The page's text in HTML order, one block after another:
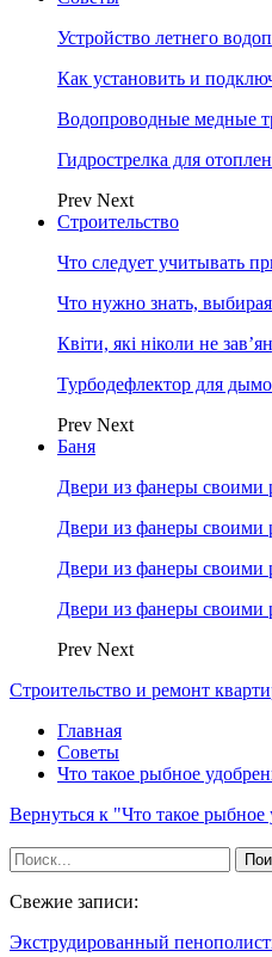
Устройство летнего
Как установить и
Водопроводные медные
Гидрострелка для
Prev Next
Строительство
Что следует учитывать
Что нужно знать, выбирая
Квіти, які ніколи не
Турбодефлектор для
Prev Next
Баня
Двери из фанеры своими
Двери из фанеры своими
Двери из фанеры своими
Двери из фанеры своими
Prev Next
Строительство и ремонт
Главная
Советы
Что такое рыбное
Вернуться к "Что такое
Свежие записи:
Экструдированный